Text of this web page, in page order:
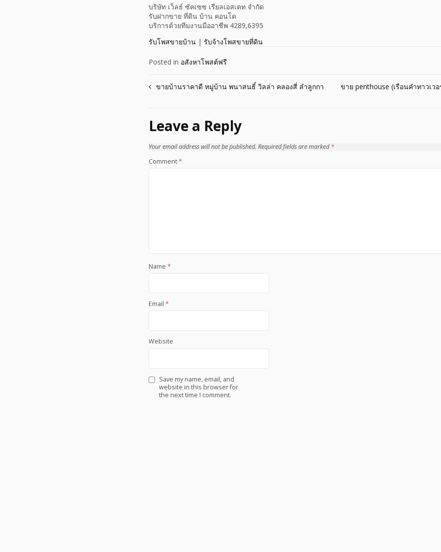
บริษัท เว็ลธ์ ซัคเซซ เรียลเอสเตท จำกัด
รับฝากขาย ที่ดิน บ้าน คอนโด
บริการด้วยทีมงานมืออาชีพ 4289,6395
รับโพสขายบ้าน | รับจ้างโพสขายที่ดิน
Posted in อสังหาโพสต์ฟรี
Post
ขายบ้านราคาดี หมู่บ้าน พนาสนธิ์ วิลล่า คลองสี่ ลำลูกกา
ขาย penthouse (เรือนคำทาวเว
Leave a Reply
Your email address will not be published. Required fields are marked*
Comment*
Name *
Email *
Website
Save my name, email, and
website in this browser for
the next time I comment.